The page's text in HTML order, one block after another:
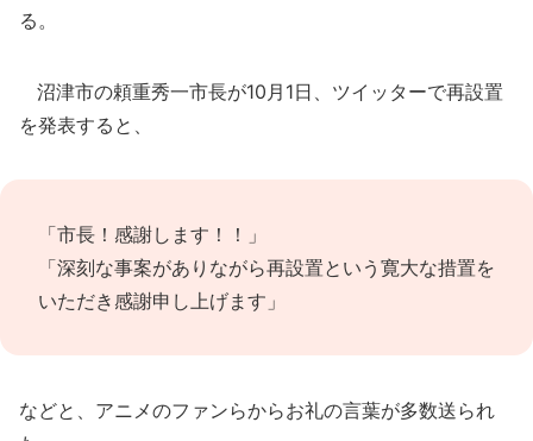
る。
沼津市の頼重秀一市長が10月1日、ツイッターで再設置
を発表すると、
「市長！感謝します！！」
「深刻な事案がありながら再設置という寛大な措置を
いただき感謝申し上げます」
などと、アニメのファンらからお礼の言葉が多数送られ